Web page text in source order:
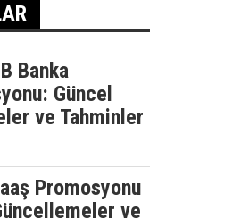
Banka
Güncel
ve Tahminler
Promosyonu
ve